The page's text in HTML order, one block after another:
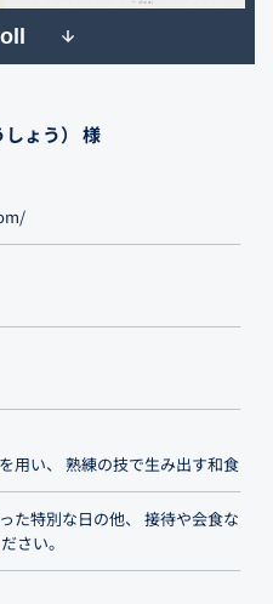
ょう） 様
用い、 熟練の技で生み出す和食
た特別な日の他、 接待や会食な
さい。